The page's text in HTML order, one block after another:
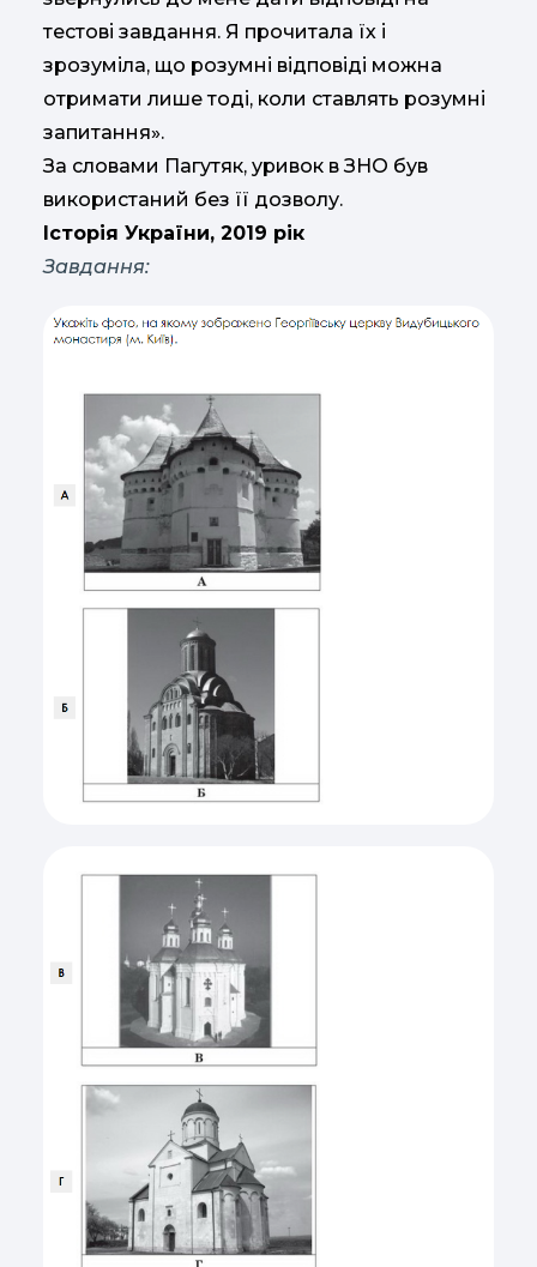
тестові завдання. Я прочитала їх і
зрозуміла, що розумні відповіді можна
отримати лише тоді, коли ставлять розумні
запитання».
За словами Пагутяк, уривок в ЗНО був
використаний без її дозволу.
Історія України, 2019 рік
Завдання: